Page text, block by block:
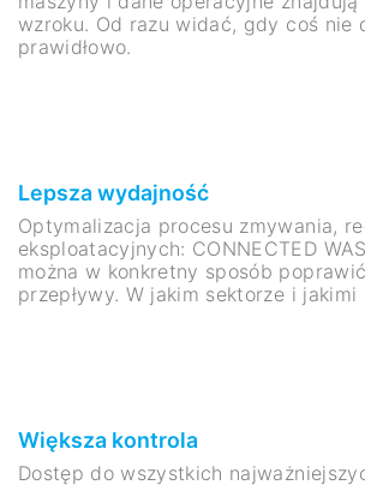
wzroku. Od razu widać, gdy coś nie
prawidłowo.
Lepsza wydajność
Optymalizacja procesu zmywania,
eksploatacyjnych: CONNECTED
można w konkretny sposób
przepływy. W jakim sektorze i jakimi
Większa kontrola
Dostęp do wszystkich